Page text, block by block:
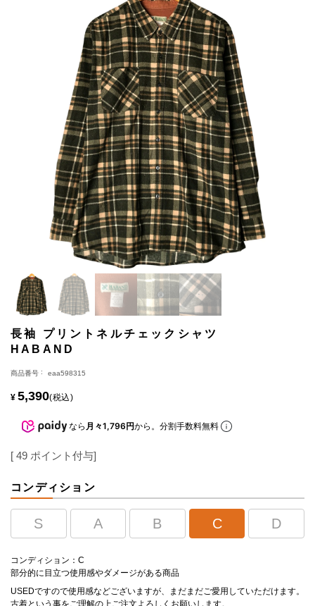
長袖 プリントネルチェックシャツ
HABAND
商品番号 eaa598315
¥ 5,390 税込
なら 月々1,796円から。分割手数料無料
[ 49 ポイント付与]
コンディション
S A B C D
コンディション：C
部分的に目立つ使用感やダメージがある商品
USEDですので使用感などございますが、まだまだご愛用していただけます。